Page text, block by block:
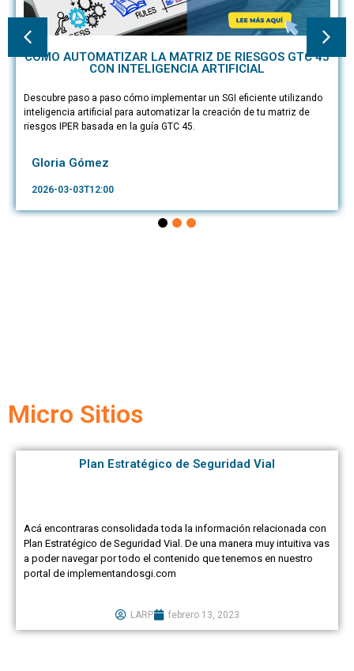
CÓMO AUTOMATIZAR LA MATRIZ DE RIESGOS GTC 45
CON INTELIGENCIA ARTIFICIAL
Descubre paso a paso cómo implementar un SGI eficiente utilizando
inteligencia artificial para automatizar la creación de tu matriz de
riesgos IPER basada en la guía GTC 45.
Gloria Gómez
2026-03-03T12:00
Micro Sitios
Plan Estratégico de Seguridad Vial
Acá encontraras consolidada toda la información relacionada con
Plan Estratégico de Seguridad Vial. De una manera muy intuitiva vas
a poder navegar por todo el contenido que tenemos en nuestro
portal de implementandosgi.com
LARP febrero 13, 2023